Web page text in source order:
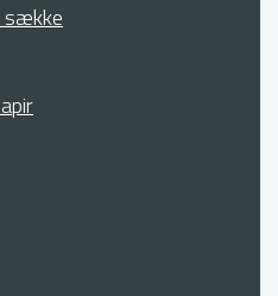
sække